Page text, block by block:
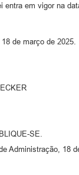
entra em vigor na
de março de 2025.
SE.
Administração, 18